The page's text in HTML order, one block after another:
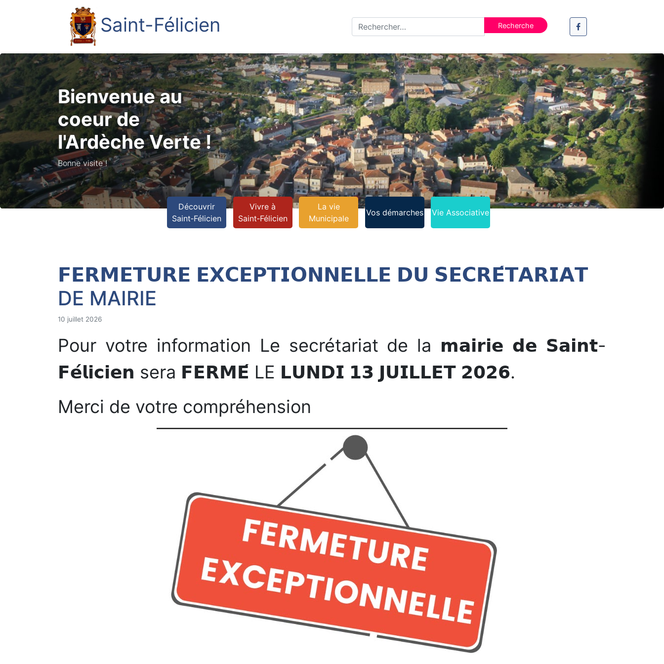
Saint-Félicien Recherche pour :
Bienvenue au
coeur de
l'Ardèche Verte !
Bonne visite !
Découvrir
Saint‑Félicien
Vivre à
Saint‑Félicien
La vie
Municipale
Vos démarches Vie Associative
𝗙𝗘𝗥𝗠𝗘𝗧𝗨𝗥𝗘 𝗘𝗫𝗖𝗘𝗣𝗧𝗜𝗢𝗡𝗡𝗘𝗟𝗟𝗘 𝗗𝗨 𝗦𝗘𝗖𝗥𝗘́𝗧𝗔𝗥𝗜𝗔𝗧
DE MAIRIE
10 juillet 2026
Pour votre information Le secrétariat de la 𝗺𝗮𝗶𝗿𝗶𝗲 𝗱𝗲 𝗦𝗮𝗶𝗻𝘁-
𝗙𝗲́𝗹𝗶𝗰𝗶𝗲𝗻 sera 𝗙𝗘𝗥𝗠𝗘́ LE 𝗟𝗨𝗡𝗗𝗜 𝟭𝟯 𝗝𝗨𝗜𝗟𝗟𝗘𝗧 𝟮𝟬𝟮𝟲.
Merci de votre compréhension